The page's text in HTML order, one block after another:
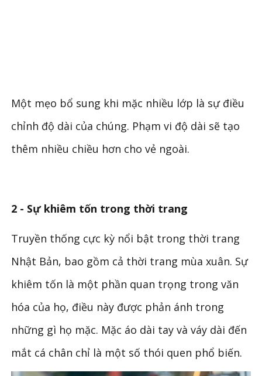
Một mẹo bổ sung khi mặc nhiều lớp là sự điều
chỉnh độ dài của chúng. Phạm vi độ dài sẽ tạo
thêm nhiều chiều hơn cho vẻ ngoài.
2 - Sự khiêm tốn trong thời trang
Truyền thống cực kỳ nổi bật trong thời trang
Nhật Bản, bao gồm cả thời trang mùa xuân. Sự
khiêm tốn là một phần quan trọng trong văn
hóa của họ, điều này được phản ánh trong
những gì họ mặc. Mặc áo dài tay và váy dài đến
mắt cá chân chỉ là một số thói quen phổ biến.